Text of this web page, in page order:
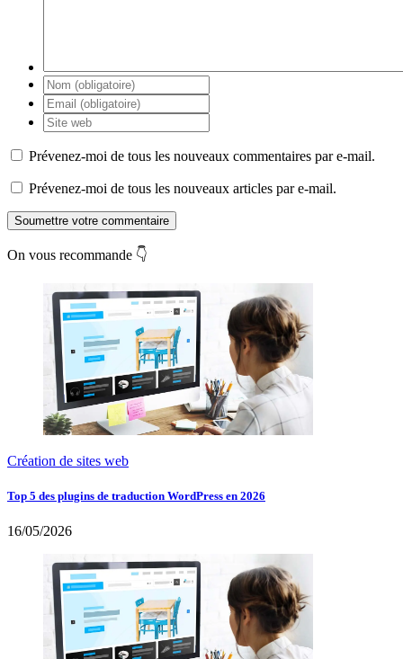
Prévenez-moi de tous les nouveaux commentaires par e-mail.
Prévenez-moi de tous les nouveaux articles par e-mail.
Soumettre votre commentaire
On vous recommande 👇
Création de sites web
Top 5 des plugins de traduction WordPress en 2026
16/05/2026